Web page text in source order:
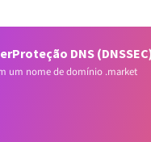
Proteção DNS
um nome de domínio .market